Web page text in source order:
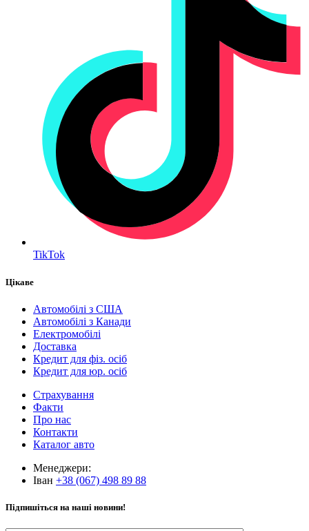
TikTok
Цікаве
Автомобілі з США
Автомобілі з Канади
Електромобілі
Доставка
Кредит для фіз. осіб
Кредит для юр. осіб
Страхування
Факти
Про нас
Контакти
Каталог авто
Менеджери:
Іван +38 (067) 498 89 88
Підпишіться на наші новини!